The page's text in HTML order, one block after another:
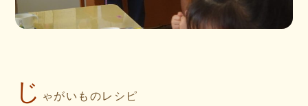
じ ゃがいものレシピ